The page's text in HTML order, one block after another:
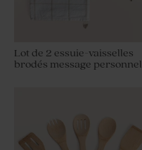
Lot de 2 essuie-vaisselles
brodés message personnel